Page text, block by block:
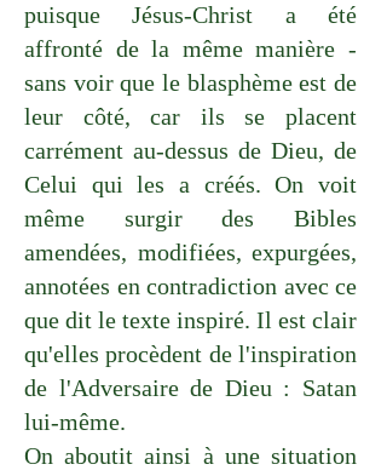
puisque Jésus-Christ a été
affronté de la même manière -
sans voir que le blasphème est de
leur côté, car ils se placent
carrément au-dessus de Dieu, de
Celui qui les a créés. On voit
même surgir des Bibles
amendées, modifiées, expurgées,
annotées en contradiction avec ce
que dit le texte inspiré. Il est clair
qu'elles procèdent de l'inspiration
de l'Adversaire de Dieu : Satan
lui-même.
On aboutit ainsi à une situation